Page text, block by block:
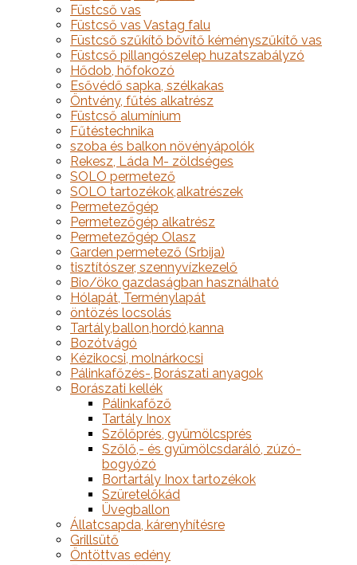
Füstcső vas
Füstcső vas Vastag falu
Füstcső szűkítő bővítő kéményszűkítő vas
Füstcső pillangószelep huzatszabályzó
Hődob, hőfokozó
Esővédő sapka, szélkakas
Öntvény, fűtés alkatrész
Füstcső alumínium
Fűtéstechnika
szoba és balkon növényápolók
Rekesz, Láda M- zöldséges
SOLO permetező
SOLO tartozékok,alkatrészek
Permetezőgép
Permetezőgép alkatrész
Permetezőgép Olasz
Garden permetező (Srbija)
tisztítószer, szennyvízkezelő
Bio/öko gazdaságban használható
Hólapát, Terménylapát
öntözés locsolás
Tartály,ballon,hordó,kanna
Bozótvágó
Kézikocsi, molnárkocsi
Pálinkafőzés-,Borászati anyagok
Borászati kellék
Pálinkafőző
Tartály Inox
Szőlőprés, gyümölcsprés
Szőlő,- és gyümölcsdaráló, zúzó-
bogyózó
Bortartály Inox tartozékok
Szüretelőkád
Üvegballon
Állatcsapda, kárenyhítésre
Grillsütő
Öntöttvas edény